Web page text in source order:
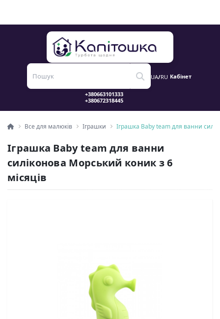
UA/RU Кабінет
Все для малюків Іграшки Іграшка Baby team для ванни
Іграшка Baby team для ванни
силіконова Морський коник з 6
місяців